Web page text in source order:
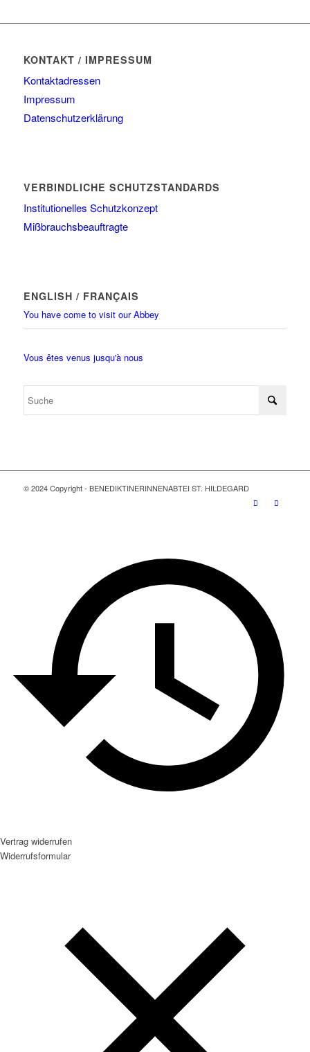
KONTAKT / IMPRESSUM
Kontaktadressen
Impressum
Datenschutzerklärung
VERBINDLICHE SCHUTZSTANDARDS
Institutionelles Schutzkonzept
Mißbrauchsbeauftragte
ENGLISH / FRANÇAIS
You have come to visit our Abbey
Vous êtes venus jusqu'à nous
© 2024 Copyright - BENEDIKTINERINNENABTEI ST. HILDEGARD
Vertrag widerrufen
Widerrufsformular